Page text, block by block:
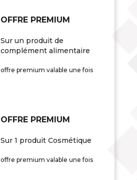
OFFRE PREMIUM
Sur un produit de
complément alimentaire
offre premium valable une fois
OFFRE PREMIUM
Sur 1 produit Cosmétique
offre premium valable une fois